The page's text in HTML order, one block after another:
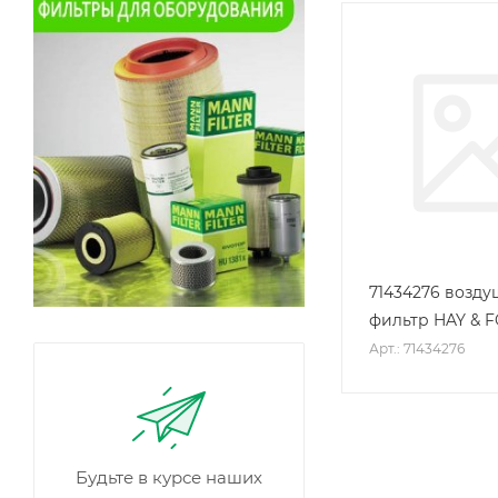
71434276
фильтр HAY &
Арт.: 71434276
Будьте в курсе наших